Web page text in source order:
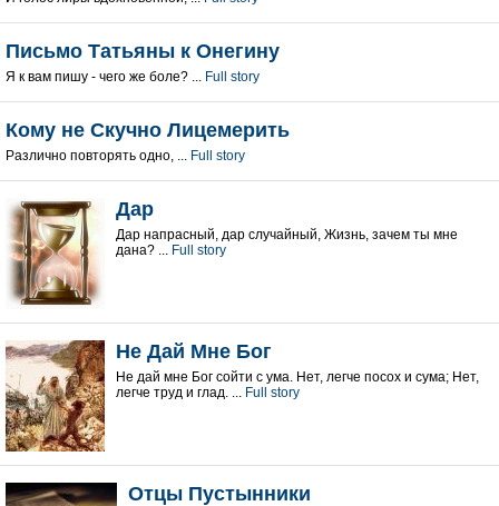
Письмо Татьяны к Онегину
Я к вам пишу - чего же боле? ... Full story
Кому не Скучно Лицемерить
Различно повторять одно, ... Full story
Дар
Дар напрасный, дар случайный, Жизнь, зачем ты мне
дана? ... Full story
Не Дай Мне Бог
Не дай мне Бог сойти с ума. Нет, легче посох и сума; Нет,
легче труд и глад. ... Full story
Отцы Пустынники